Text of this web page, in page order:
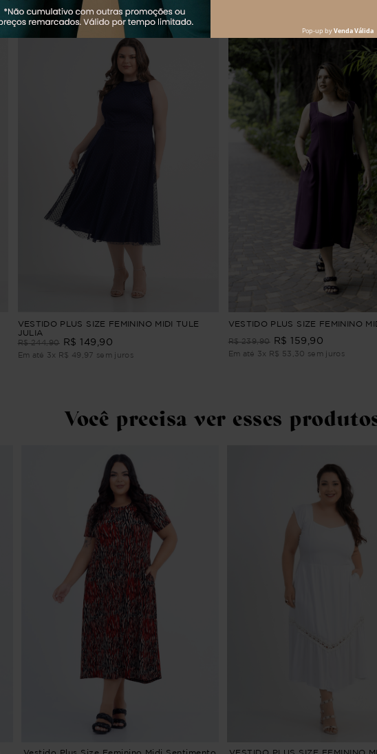
VESTIDO PLUS SIZE FEMININO MIDI TULE
JULIA
R$ 244,90 R$ 149 90
Em até 3x R$ 49 97 sem juros
VESTIDO PLUS SIZE FEMININO
R$ 239,90 R$ 159 90
Em até 3x R$ 53 30 sem juros
Você precisa ver esses
Vestido Plus Size Feminino Midi Sentimento VESTIDO PLUS SIZE FEMININO